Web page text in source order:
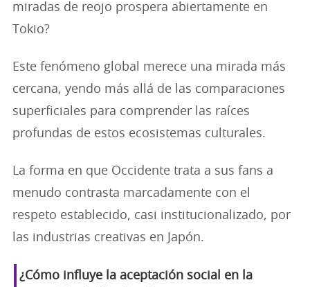
miradas de reojo prospera abiertamente en
Tokio?
Este fenómeno global merece una mirada más
cercana, yendo más allá de las comparaciones
superficiales para comprender las raíces
profundas de estos ecosistemas culturales.
La forma en que Occidente trata a sus fans a
menudo contrasta marcadamente con el
respeto establecido, casi institucionalizado, por
las industrias creativas en Japón.
¿Cómo influye la aceptación social en la